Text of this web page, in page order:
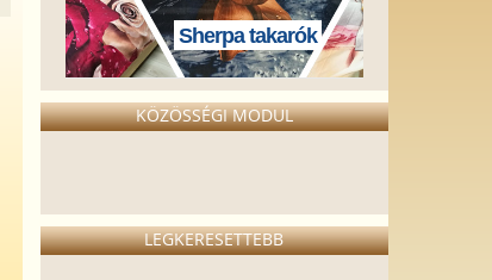
Sherpa takarók
KÖZÖSSÉGI MODUL
LEGKERESETTEBB